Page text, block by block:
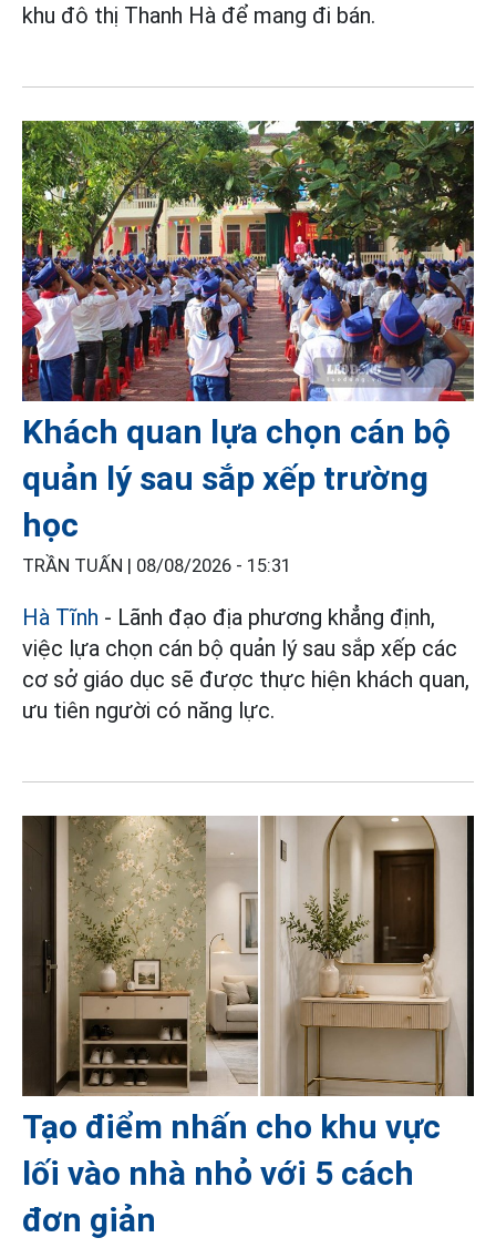
khu đô thị Thanh Hà để mang đi bán.
Khách quan lựa chọn cán bộ
quản lý sau sắp xếp trường
học
TRẦN TUẤN | 08/08/2026 - 15:31
Hà Tĩnh - Lãnh đạo địa phương khẳng định,
việc lựa chọn cán bộ quản lý sau sắp xếp các
cơ sở giáo dục sẽ được thực hiện khách quan,
ưu tiên người có năng lực.
Tạo điểm nhấn cho khu vực
lối vào nhà nhỏ với 5 cách
đơn giản